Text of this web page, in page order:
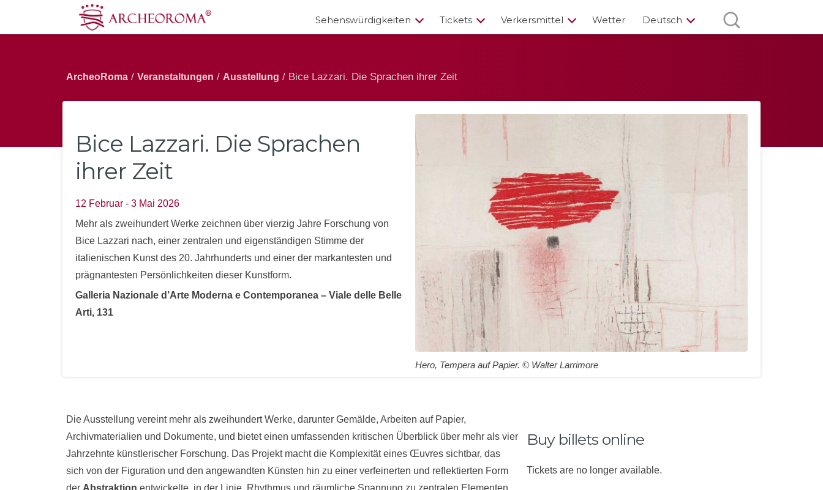
Sehenswürdigkeiten Tickets Verkersmittel Wetter Deutsch
ArcheoRoma / Veranstaltungen / Ausstellung / Bice Lazzari. Die Sprachen ihrer Zeit
Bice Lazzari. Die Sprachen
ihrer Zeit
12 Februar - 3 Mai 2026
Mehr als zweihundert Werke zeichnen über vierzig Jahre Forschung von
Bice Lazzari nach, einer zentralen und eigenständigen Stimme der
italienischen Kunst des 20. Jahrhunderts und einer der markantesten und
prägnantesten Persönlichkeiten dieser Kunstform.
Galleria Nazionale d’Arte Moderna e Contemporanea – Viale delle Belle
Arti, 131
Hero, Tempera auf Papier. © Walter Larrimore
Die Ausstellung vereint mehr als zweihundert Werke, darunter Gemälde, Arbeiten auf Papier,
Archivmaterialien und Dokumente, und bietet einen umfassenden kritischen Überblick über mehr als vier
Jahrzehnte künstlerischer Forschung. Das Projekt macht die Komplexität eines Œuvres sichtbar, das
sich von der Figuration und den angewandten Künsten hin zu einer verfeinerten und reflektierten Form
Buy billets online
Tickets are no longer available.